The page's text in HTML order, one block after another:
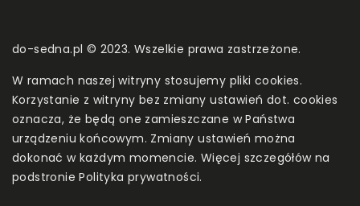
do-sedna.pl © 2023. Wszelkie prawa zastrzeżone.
W ramach naszej witryny stosujemy pliki cookies.
Korzystanie z witryny bez zmiany ustawień dot. cookies
oznacza, że będą one zamieszczane w Państwa
urządzeniu końcowym. Zmiany ustawień można
dokonać w każdym momencie. Więcej szczegółów na
podstroniePolityka prywatności.